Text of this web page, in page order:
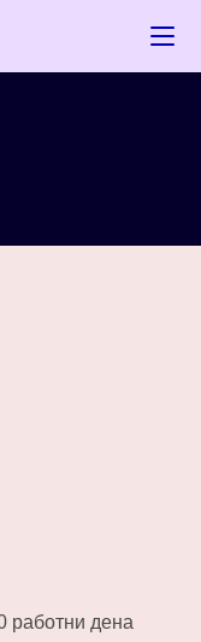
работни дена